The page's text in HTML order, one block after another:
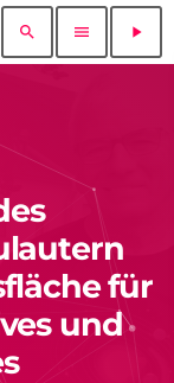
search menu play_arrow
für
und